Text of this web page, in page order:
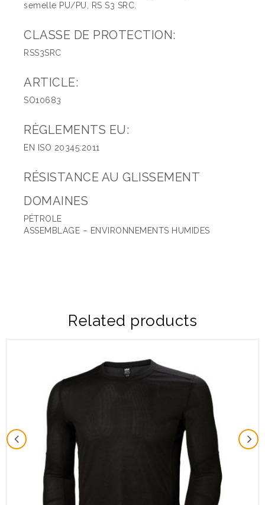
semelle PU/PU, RS S3 SRC.
CLASSE DE PROTECTION:
RSS3SRC
ARTICLE:
SO10683
RÈGLEMENTS EU:
EN ISO 20345:2011
RÉSISTANCE AU GLISSEMENT
DOMAINES
PÉTROLE
ASSEMBLAGE – ENVIRONNEMENTS HUMIDES
Related products